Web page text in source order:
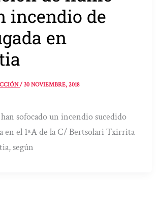
incendio de
en
/30 NOVIEMBRE, 2018
sofocado un incendio sucedido
en el 1ªA de la C/ Bertsolari Txirrita
según